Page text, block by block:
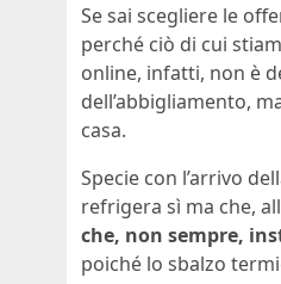
Se sai scegliere le
perché ciò di cui
online, infatti, non è
dell’abbigliamento,
casa.
Specie con l’arrivo
refrigera sì ma che,
che, non sempre,
poiché lo sbalzo